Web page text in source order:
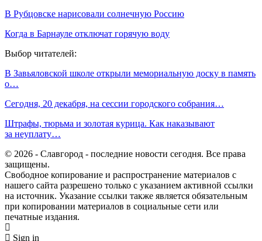
В Рубцовске нарисовали солнечную Россию
Когда в Барнауле отключат горячую воду
Выбор читателей:
В Завьяловской школе открыли мемориальную доску в память
о…
Сегодня, 20 декабря, на сессии городского собрания…
Штрафы, тюрьма и золотая курица. Как наказывают
за неуплату…
© 2026 - Славгород - последние новости сегодня. Все права
защищены.
Свободное копирование и распространение материалов с
нашего сайта разрешено только с указанием активной ссылки
на источник. Указание ссылки также является обязательным
при копировании материалов в социальные сети или
печатные издания.
Sign in